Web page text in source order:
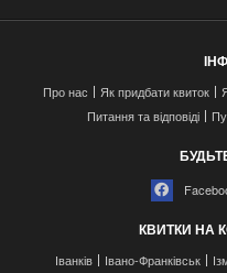
Про нас Як придбати квиток
Питання та відповіді
КВИТКИ НА
Іванків Івано-Франківськ